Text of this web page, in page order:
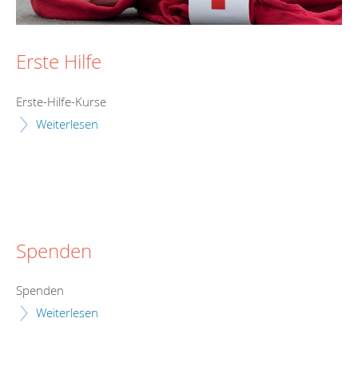
Erste Hilfe
Erste-Hilfe-Kurse
Weiterlesen
Spenden
Spenden
Weiterlesen